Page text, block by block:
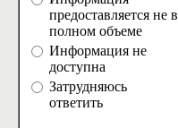
предоставляется не в
полном объеме
Информация не
доступна
Затрудняюсь
ответить